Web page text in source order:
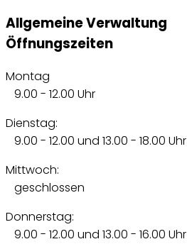
Allgemeine Verwaltung
Öffnungszeiten
Montag
9.00 - 12.00 Uhr
Dienstag:
9.00 - 12.00 und 13.00 - 18.00 Uhr
Mittwoch:
geschlossen
Donnerstag:
9.00 - 12.00 und 13.00 - 16.00 Uhr